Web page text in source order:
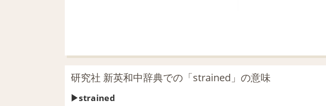
研究社 新英和中辞典での「strained」の意味
strained